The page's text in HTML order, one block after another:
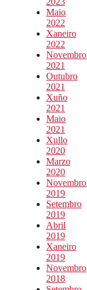
Maio
2022
Xaneiro
2022
Novembro
2021
Outubro
2021
Xuño
2021
Maio
2021
Xullo
2020
Marzo
2020
Novembro
2019
Setembro
2019
Abril
2019
Xaneiro
2019
Novembro
2018